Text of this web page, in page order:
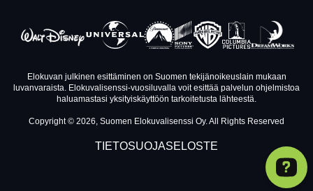
Elokuvan julkinen esittäminen on Suomen tekijänoikeuslain mukaan
luvanvaraista. Elokuvalisenssi-vuosiluvalla voit esittää palvelun ohjelmistoa
haluamastasi yksityiskäyttöön tarkoitetusta lähteestä.
Copyright © 2026, Suomen Elokuvalisenssi Oy. All Rights Reserved
TIETOSUOJASELOSTE